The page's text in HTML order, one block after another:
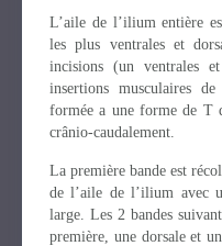
L’aile de l’ilium entière
les plus ventrales et
incisions (un ventrales
insertions musculaires
formée a une forme de T
crânio-caudalement.
La première bande est
de l’aile de l’ilium avec
large. Les 2 bandes
première, une dorsale et